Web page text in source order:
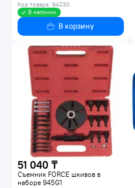
Код товара: 94230
В наличии
В корзину
51 040 ₸
Съемник FORCE шкивов в
наборе 945G1